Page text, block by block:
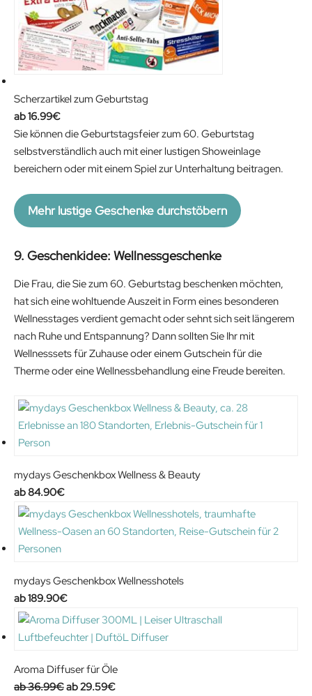
Scherzartikel zum Geburtstag
16.99€
Sie können die Geburtstagsfeier zum 60. Geburtstag
selbstverständlich auch mit einer lustigen Showeinlage
bereichern oder mit einem Spiel zur Unterhaltung beitragen.
Mehr lustige Geschenke durchstöbern
9. Geschenkidee: Wellnessgeschenke
Die Frau, die Sie zum 60. Geburtstag beschenken möchten,
hat sich eine wohltuende Auszeit in Form eines besonderen
Wellnesstages verdient gemacht oder sehnt sich seit längerem
nach Ruhe und Entspannung? Dann sollten Sie Ihr mit
Wellnesssets für Zuhause oder einem Gutschein für die
Therme oder eine Wellnessbehandlung eine Freude bereiten.
mydays Geschenkbox Wellness & Beauty
84.90€
mydays Geschenkbox Wellnesshotels
189.90€
Aroma Diffuser für Öle
36.99€O 29.59€C